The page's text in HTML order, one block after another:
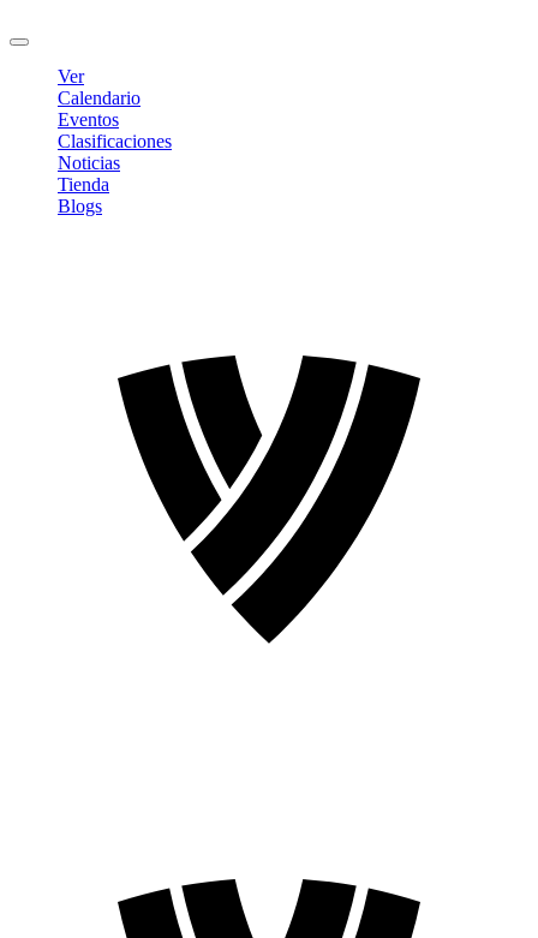
Ver
Calendario
Eventos
Clasificaciones
Noticias
Tienda
Blogs